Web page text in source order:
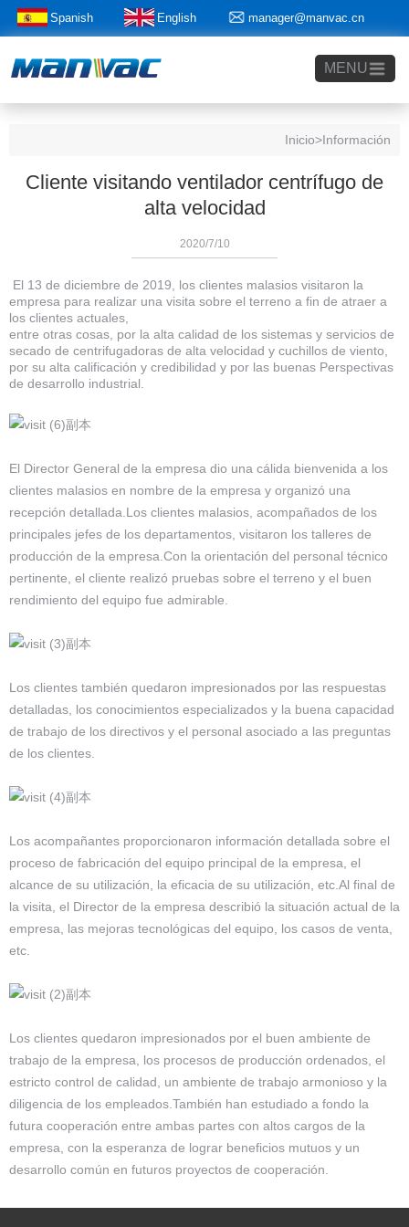
Spanish English manager@manvac.cn
+86-15014788350
MENU
Inicio>Información
Cliente visitando ventilador centrífugo de
alta velocidad
2020/7/10
El 13 de diciembre de 2019, los clientes malasios visitaron la
empresa para realizar una visita sobre el terreno a fin de atraer a
los clientes actuales,
entre otras cosas, por la alta calidad de los sistemas y servicios de
secado de centrifugadoras de alta velocidad y cuchillos de viento,
por su alta calificación y credibilidad y por las buenas Perspectivas
de desarrollo industrial.
El Director General de la empresa dio una cálida bienvenida a los
clientes malasios en nombre de la empresa y organizó una
recepción detallada.Los clientes malasios, acompañados de los
principales jefes de los departamentos, visitaron los talleres de
producción de la empresa.Con la orientación del personal técnico
pertinente, el cliente realizó pruebas sobre el terreno y el buen
rendimiento del equipo fue admirable.
Los clientes también quedaron impresionados por las respuestas
detalladas, los conocimientos especializados y la buena capacidad
de trabajo de los directivos y el personal asociado a las preguntas
de los clientes.
Los acompañantes proporcionaron información detallada sobre el
proceso de fabricación del equipo principal de la empresa, el
alcance de su utilización, la eficacia de su utilización, etc.Al final de
la visita, el Director de la empresa describió la situación actual de la
empresa, las mejoras tecnológicas del equipo, los casos de venta,
etc.
Los clientes quedaron impresionados por el buen ambiente de
trabajo de la empresa, los procesos de producción ordenados, el
estricto control de calidad, un ambiente de trabajo armonioso y la
diligencia de los empleados.También han estudiado a fondo la
futura cooperación entre ambas partes con altos cargos de la
empresa, con la esperanza de lograr beneficios mutuos y un
desarrollo común en futuros proyectos de cooperación.